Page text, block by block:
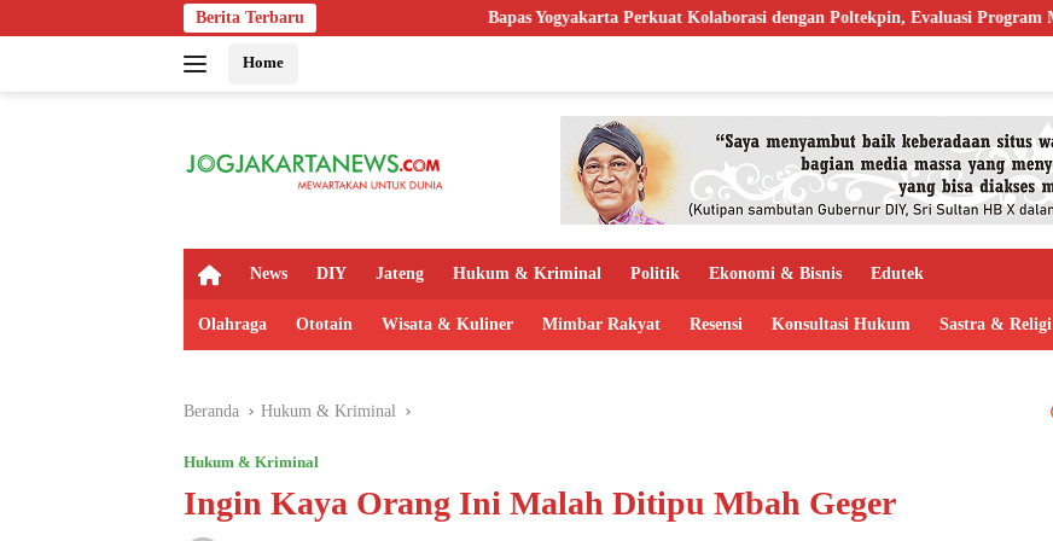
ke
Berita Terbaru Bapas Yogyakarta Perkuat Kolaborasi dengan Poltekpin, Evaluasi Program Magang Taruna
Home
H
m
News DIY Jateng Hukum & Kriminal Politik Ekonomi & Bisnis Edutek
Olahraga Ototain Wisata & Kuliner Mimbar Rakyat Resensi Konsultasi Hukum Sastra & Religi
Beranda Hukum & Kriminal
Hukum & Kriminal
Ingin Kaya Orang Ini Malah Ditipu Mbah Geger